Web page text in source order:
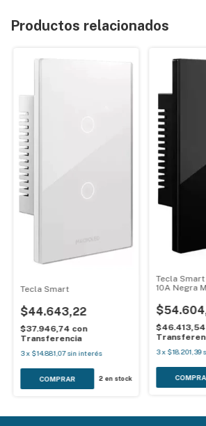
Productos relacionados
Tecla Smart
$44.643,22
$37.946,74 con
Transferencia
3x $14.881,07 sin interés
2 en stock
Tecla Smart
10A Negra
$46.413,54
3x $18.201,39